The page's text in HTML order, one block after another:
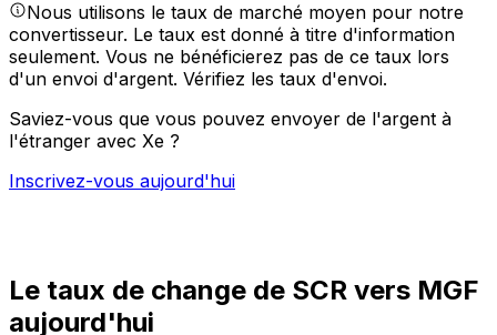
Nous utilisons le taux de marché moyen pour notre
convertisseur. Le taux est donné à titre d'information
seulement. Vous ne bénéficierez pas de ce taux lors
d'un envoi d'argent. Vérifiez les taux d'envoi.
Saviez-vous que vous pouvez envoyer de l'argent à
l'étranger avec Xe ?
Inscrivez-vous aujourd'hui
Le taux de change de SCR vers MGF
aujourd'hui